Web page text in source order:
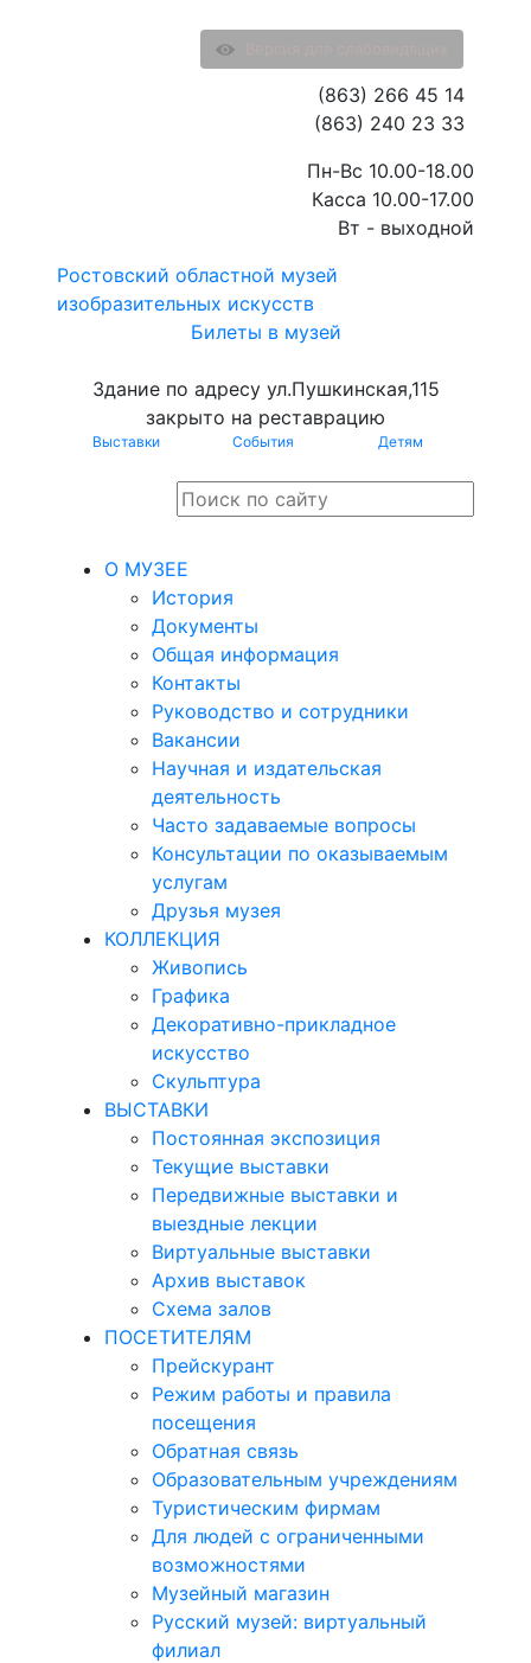
Ростовский областной музей
изобразительных искусств
Билеты в музей
Здание по адресу ул.Пушкинская,115
закрыто на реставрацию
Выставки События Детям
(863) 266 45 14
(863) 240 23 33
Пн-Вс 10.00-18.00
Касса 10.00-17.00
Вт - выходной
О МУЗЕЕ
История
Документы
Общая информация
Контакты
Руководство и сотрудники
Вакансии
Научная и издательская
деятельность
Часто задаваемые вопросы
Консультации по оказываемым
услугам
Друзья музея
КОЛЛЕКЦИЯ
Живопись
Графика
Декоративно-прикладное
искусство
Скульптура
ВЫСТАВКИ
Постоянная экспозиция
Текущие выставки
Передвижные выставки и
выездные лекции
Виртуальные выставки
Архив выставок
Схема залов
ПОСЕТИТЕЛЯМ
Прейскурант
Режим работы и правила
посещения
Обратная связь
Образовательным учреждениям
Туристическим фирмам
Для людей с ограниченными
возможностями
Музейный магазин
Русский музей: виртуальный
филиал